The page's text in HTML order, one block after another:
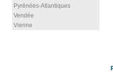
Pyrénées-Atlantiques
Vendée
Vienne